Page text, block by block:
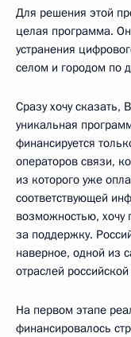
Для решения этой
целая программа.
устранения
селом и городом по
Сразу хочу сказать,
уникальная
финансируется
операторов связи,
из которого уже
соответствующей
возможностью, хочу
за поддержку.
наверное, одной из
отраслей
На первом этапе
финансировалось